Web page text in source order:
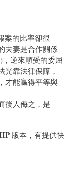
案的比率卻很
夫妻是合作關係
逆來順受的委屈
光靠法律保障，
才能贏得平等與
後人侮之，是
版本，有提供快